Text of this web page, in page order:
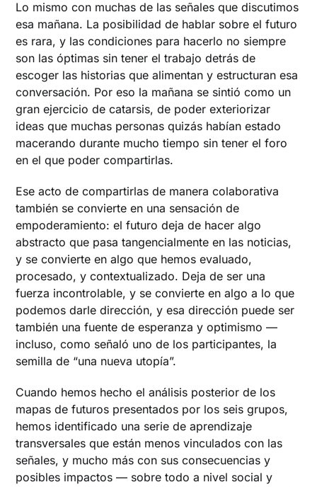
Lo mismo con muchas de las señales que discutimos
esa mañana. La posibilidad de hablar sobre el futuro
es rara, y las condiciones para hacerlo no siempre
son las óptimas sin tener el trabajo detrás de
escoger las historias que alimentan y estructuran esa
conversación. Por eso la mañana se sintió como un
gran ejercicio de catarsis, de poder exteriorizar
ideas que muchas personas quizás habían estado
macerando durante mucho tiempo sin tener el foro
en el que poder compartirlas.
Ese acto de compartirlas de manera colaborativa
también se convierte en una sensación de
empoderamiento: el futuro deja de hacer algo
abstracto que pasa tangencialmente en las noticias,
y se convierte en algo que hemos evaluado,
procesado, y contextualizado. Deja de ser una
fuerza incontrolable, y se convierte en algo a lo que
podemos darle dirección, y esa dirección puede ser
también una fuente de esperanza y optimismo —
incluso, como señaló uno de los participantes, la
semilla de “una nueva utopía”.
Cuando hemos hecho el análisis posterior de los
mapas de futuros presentados por los seis grupos,
hemos identificado una serie de aprendizaje
transversales que están menos vinculados con las
señales, y mucho más con sus consecuencias y
posibles impactos — sobre todo a nivel social y